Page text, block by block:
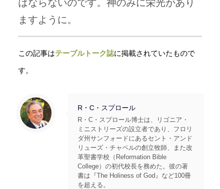
ばならないのです。神のみに栄光があり
ますように。
この記事はテーブルトーク誌に掲載されていたもので
す。
R・C・スプロール
R・C・スプロール博士は、リゴニア・
ミニストリーズの設立者であり、フロリ
ダ州サンフォードにあるセント・アンド
リューズ・チャペルの創立牧師、また改
革聖書学校（Reformation Bible
College）の初代校長を務めた。彼の著
書は『The Holiness of God』など100冊
を超える。